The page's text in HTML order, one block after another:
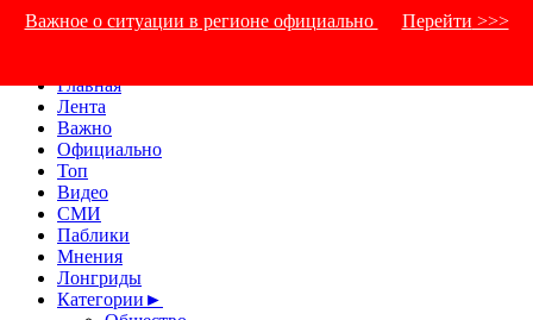
Важное о ситуации в регионе официально Перейти >>>
Главная
Лента
Важно
Официально
Топ
Видео
СМИ
Паблики
Мнения
Лонгриды
Категории ►